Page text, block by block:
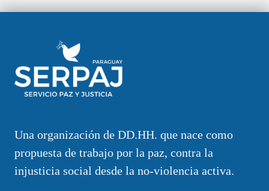
Una organización de DD.HH. que nace como
propuesta de trabajo por la paz, contra la
injusticia social desde la no-violencia activa.